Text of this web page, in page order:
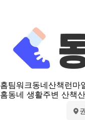
홈팀워크동네산책 런마
홈동네 생활주변 산책